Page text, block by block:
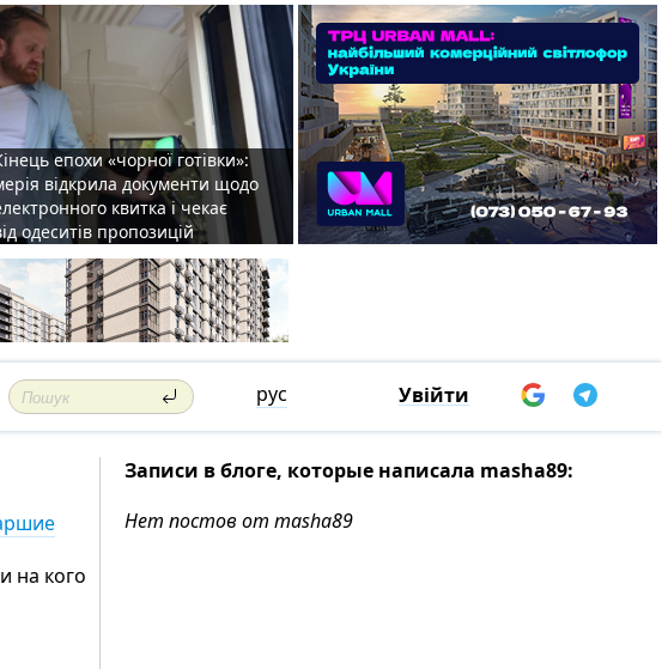
епохи «чорної готівки»:
відкрила документи щодо
квитка і чекає
одеситів пропозицій
рус Увійти
на кого
Записи в блоге, которые написала masha89:
Нет постов от masha89